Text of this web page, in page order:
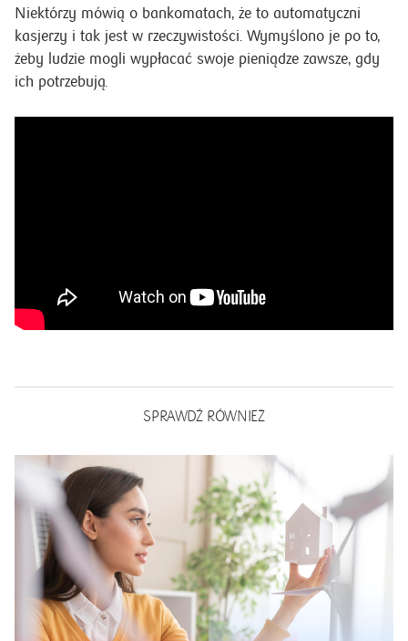
Niektórzy mówią o bankomatach, że to automatyczni
kasjerzy i tak jest w rzeczywistości. Wymyślono je po to,
żeby ludzie mogli wypłacać swoje pieniądze zawsze, gdy
ich potrzebują.
SPRAWDŹ RÓWNIEŻ